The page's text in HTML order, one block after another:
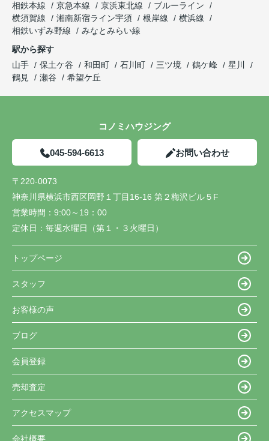
相鉄本線
京急本線 京浜東北線
ブルーライン
横須賀線
湘南新宿ライン宇須 根岸線
横浜線
相鉄いずみ野線
みなとみらい線
駅から探す
山手
保土ケ谷 和田町 石川町 三ツ境 鶴ケ峰
星川
鶴見
瀬谷 希望ケ丘
コノミハウジング
045-594-6613 お問い合わせ
〒220-0073
神奈川県横浜市西区岡野１丁目16-16 第２梅沢ビル５F
営業時間： 9:00～19：00
定休日： 毎週水曜日（第１・３火曜日）
トップページ
スタッフ
お客様の声
ブログ
会員登録
売却査定
アクセスマップ
会社概要